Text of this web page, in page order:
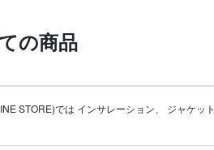
の商品
STORE)では インサレーション ジャケット